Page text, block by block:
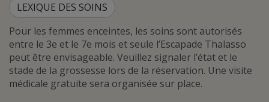
LEXIQUE DES SOINS
Pour les femmes enceintes, les soins sont autorisés
entre le 3e et le 7e mois et seule l’Escapade Thalasso
peut être envisageable. Veuillez signaler l’état et le
stade de la grossesse lors de la réservation. Une visite
médicale gratuite sera organisée sur place.